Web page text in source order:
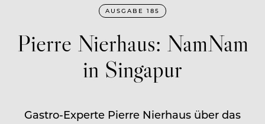
AUSGABE 185
Pierre Nierhaus: NamNam
in Singapur
Gastro-Experte Pierre Nierhaus über das